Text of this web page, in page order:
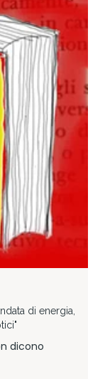
di energia,
dicono